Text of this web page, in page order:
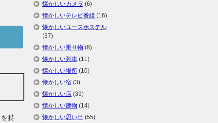
持
懐かしいカメラ (6)
懐かしいテレビ番組 (16)
懐かしいユースホステル
(37)
懐かしい乗り物 (8)
懐かしい列車 (11)
懐かしい場所 (10)
懐かしい宿 (3)
懐かしい店 (39)
懐かしい建物 (14)
懐かしい思い出 (55)